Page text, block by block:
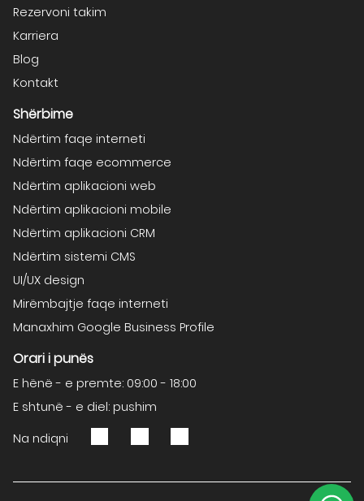
Rezervoni takim
Karriera
Blog
Kontakt
Shërbime
Ndërtim faqe interneti
Ndërtim faqe ecommerce
Ndërtim aplikacioni web
Ndërtim aplikacioni mobile
Ndërtim aplikacioni CRM
Ndërtim sistemi CMS
UI/UX design
Mirëmbajtje faqe interneti
Manaxhim Google Business Profile
Orari i punës
E hënë - e premte: 09:00 - 18:00
E shtunë - e diel: pushim
Na ndiqni